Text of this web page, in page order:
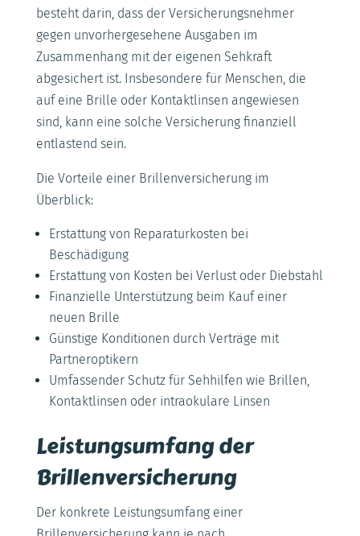
besteht darin, dass der Versicherungsnehmer
gegen unvorhergesehene Ausgaben im
Zusammenhang mit der eigenen Sehkraft
abgesichert ist. Insbesondere für Menschen, die
auf eine Brille oder Kontaktlinsen angewiesen
sind, kann eine solche Versicherung finanziell
entlastend sein.
Die Vorteile einer Brillenversicherung im
Überblick:
Erstattung von Reparaturkosten bei
Beschädigung
Erstattung von Kosten bei Verlust oder Diebstahl
Finanzielle Unterstützung beim Kauf einer
neuen Brille
Günstige Konditionen durch Verträge mit
Partneroptikern
Umfassender Schutz für Sehhilfen wie Brillen,
Kontaktlinsen oder intraokulare Linsen
Leistungsumfang der
Brillenversicherung
Der konkrete Leistungsumfang einer